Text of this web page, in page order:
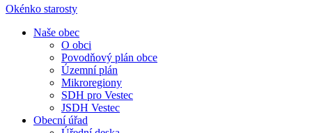
Okénko starosty
Naše obec
O obci
Povodňový plán obce
Územní plán
Mikroregiony
SDH pro Vestec
JSDH Vestec
Obecní úřad